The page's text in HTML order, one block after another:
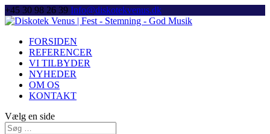
+45 30 98 26 39 Info@diskotekvenus.dk
FORSIDEN
REFERENCER
VI TILBYDER
NYHEDER
OM OS
KONTAKT
Vælg en side